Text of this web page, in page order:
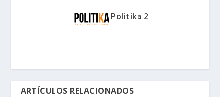
Politika 2
ARTÍCULOS RELACIONADOS